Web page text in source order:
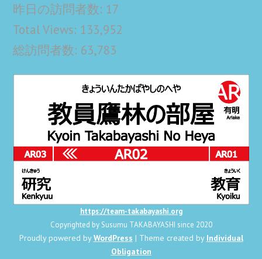
昨日の訪問者数: 17
Total Views: 133,952
総訪問者数: 63,783
https://team-takabayashi.org
Copyrighted by Susumu TAKABAYASHI since 2020
Proudly powered byWordPress | Theme created by Individual
Obligation